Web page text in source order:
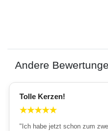
Andere
Tolle Kerzen!
★★★★★
"Ich habe jetzt schon zum